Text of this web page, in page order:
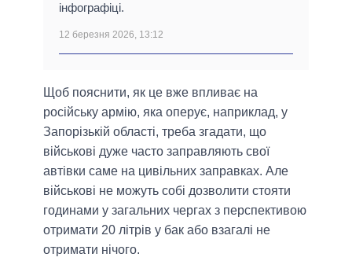
інфографіці.
12 березня 2026, 13:12
Щоб пояснити, як це вже впливає на
російську армію, яка оперує, наприклад, у
Запорізькій області, треба згадати, що
військові дуже часто заправляють свої
автівки саме на цивільних заправках. Але
військові не можуть собі дозволити стояти
годинами у загальних чергах з перспективою
отримати 20 літрів у бак або взагалі не
отримати нічого.